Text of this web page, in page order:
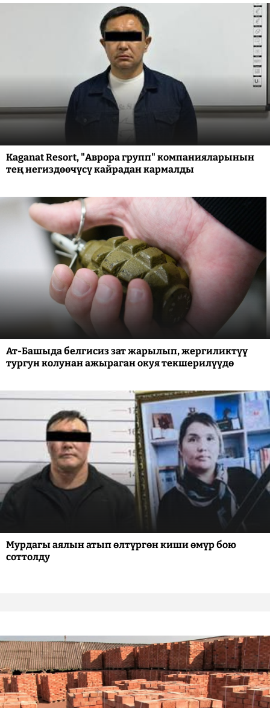
Kaganat Resort, "Аврора групп" компанияларынын
тең негиздөөчүсү кайрадан кармалды
Ат-Башыда белгисиз зат жарылып, жергиликтүү
тургун колунан ажыраган окуя текшерилүүдө
Мурдагы аялын атып өлтүргөн киши өмүр бою
соттолду